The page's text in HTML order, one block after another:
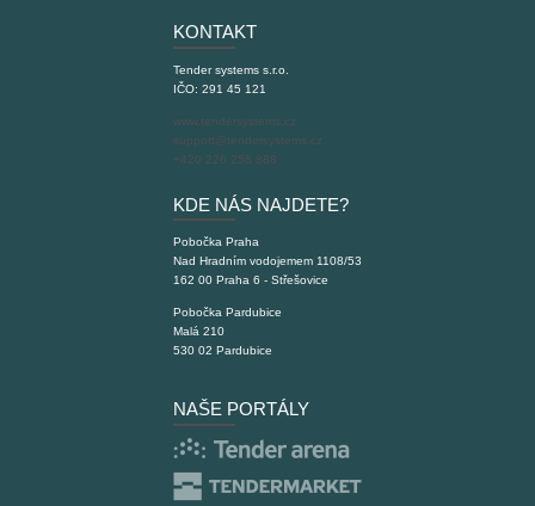
KONTAKT
Tender systems s.r.o.
IČO: 291 45 121
www.tendersystems.cz
support@tendersystems.cz
+420 226 258 888
KDE NÁS NAJDETE?
Pobočka Praha
Nad Hradním vodojemem 1108/53
162 00 Praha 6 - Střešovice
Pobočka Pardubice
Malá 210
530 02 Pardubice
NAŠE PORTÁLY